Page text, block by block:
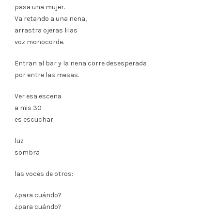
pasa una mujer.
Va retando a una nena,
arrastra ojeras lilas
voz monocorde.
Entran al bar y la nena corre desesperada
por entre las mesas.
Ver esa escena
a mis 30
es escuchar
luz
sombra
las voces de otros:
¿para cuándo?
¿para cuándo?